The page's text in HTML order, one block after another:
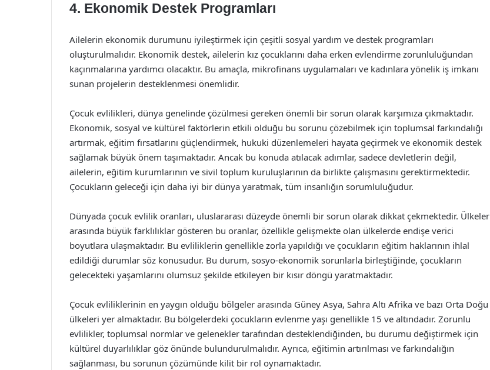
4. Ekonomik Destek Programları
Ailelerin ekonomik durumunu iyileştirmek için çeşitli sosyal yardım ve destek programları
oluşturulmalıdır. Ekonomik destek, ailelerin kız çocuklarını daha erken evlendirme zorunluluğundan
kaçınmalarına yardımcı olacaktır. Bu amaçla, mikrofinans uygulamaları ve kadınlara yönelik iş imkanı
sunan projelerin desteklenmesi önemlidir.
Çocuk evlilikleri, dünya genelinde çözülmesi gereken önemli bir sorun olarak karşımıza çıkmaktadır.
Ekonomik, sosyal ve kültürel faktörlerin etkili olduğu bu sorunu çözebilmek için toplumsal farkındalığı
artırmak, eğitim fırsatlarını güçlendirmek, hukuki düzenlemeleri hayata geçirmek ve ekonomik destek
sağlamak büyük önem taşımaktadır. Ancak bu konuda atılacak adımlar, sadece devletlerin değil,
ailelerin, eğitim kurumlarının ve sivil toplum kuruluşlarının da birlikte çalışmasını gerektirmektedir.
Çocukların geleceği için daha iyi bir dünya yaratmak, tüm insanlığın sorumluluğudur.
Dünyada çocuk evlilik oranları, uluslararası düzeyde önemli bir sorun olarak dikkat çekmektedir. Ülkeler
arasında büyük farklılıklar gösteren bu oranlar, özellikle gelişmekte olan ülkelerde endişe verici
boyutlara ulaşmaktadır. Bu evliliklerin genellikle zorla yapıldığı ve çocukların eğitim haklarının ihlal
edildiği durumlar söz konusudur. Bu durum, sosyo-ekonomik sorunlarla birleştiğinde, çocukların
gelecekteki yaşamlarını olumsuz şekilde etkileyen bir kısır döngü yaratmaktadır.
Çocuk evliliklerinin en yaygın olduğu bölgeler arasında Güney Asya, Sahra Altı Afrika ve bazı Orta Doğu
ülkeleri yer almaktadır. Bu bölgelerdeki çocukların evlenme yaşı genellikle 15 ve altındadır. Zorunlu
evlilikler, toplumsal normlar ve gelenekler tarafından desteklendiğinden, bu durumu değiştirmek için
kültürel duyarlılıklar göz önünde bulundurulmalıdır. Ayrıca, eğitimin artırılması ve farkındalığın
sağlanması, bu sorunun çözümünde kilit bir rol oynamaktadır.